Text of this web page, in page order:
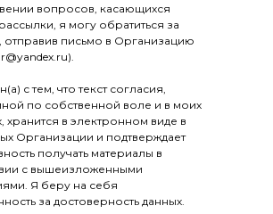
вопросов, касающихся
я могу обратиться за
письмо в Организацию
с тем, что текст согласия,
по собственной воле и в моих
хранится в электронном виде в
Организации и подтверждает
получать материалы в
с вышеизложенными
Я беру на себя
за достоверность данных.